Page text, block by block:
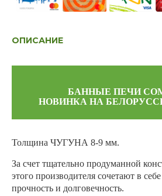
ОПИСАНИЕ
БАННЫЕ ПЕЧИ
НОВИНКА НА
Толщина ЧУГУНА 8-9 мм.
За счет тщательно продуманной
этого производителя сочетают в
прочность и долговечность.